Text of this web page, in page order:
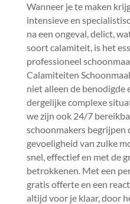
Wanneer je te maken
intensieve en
na een ongeval, delict,
soort calamiteit, is het
professioneel
Calamiteiten
niet alleen de benodigde
dergelijke complexe
we zijn ook 24/7
schoonmakers begrijpen
gevoeligheid van zulke
snel, effectief en met de
betrokkenen.​ Met een
gratis offerte en een
altijd voor je klaar, door